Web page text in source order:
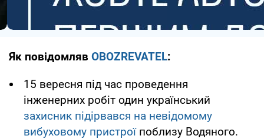
Як повідомляв OBOZREVATEL:
15 вересня під час проведення
інженерних робіт один український
захисник підірвався на невідомому
вибуховому пристроїпоблизу Водяного.